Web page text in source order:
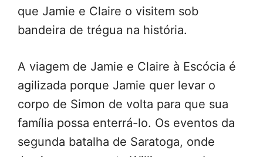
que Jamie e Claire o visitem sob
bandeira de trégua na história.
A viagem de Jamie e Claire à Escócia é
agilizada porque Jamie quer levar o
corpo de Simon de volta para que sua
família possa enterrá-lo. Os eventos da
segunda batalha de Saratoga, onde